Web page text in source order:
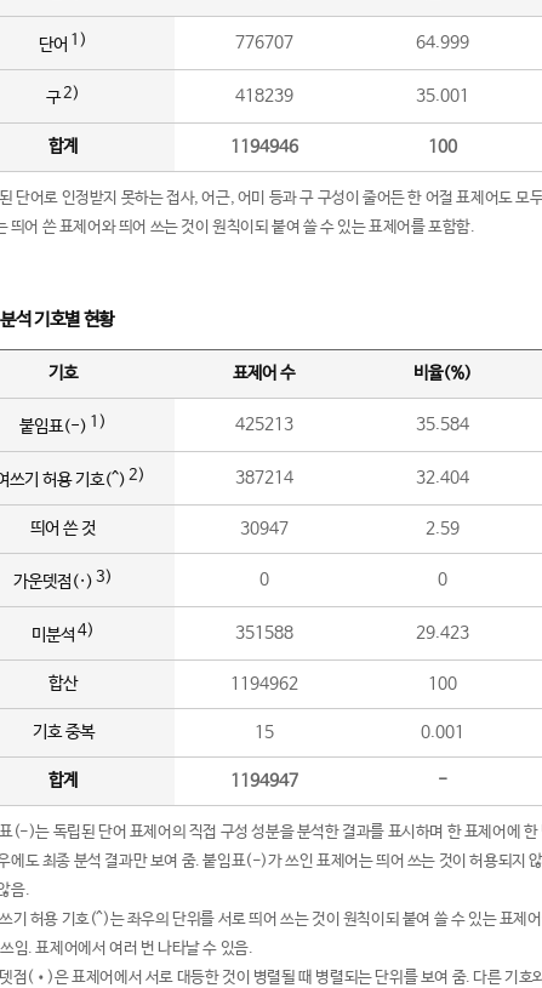
단어 1) 776707 64.999
구2) 418239 35.001
합계 1194946 100
단어로 인정받지 못하는 접사, 어근, 어미 등과 구 구성이 줄어든 한 어절 표제어도 모
띄어 쓴 표제어와 띄어 쓰는 것이 원칙이되 붙여 쓸 수 있는 표제어를 포함함.
석 기호별 현황
기호 표제어 수 비율(%)
붙임표(-) 1) 425213 35.584
쓰기 허용 기호(^) 2) 387214 32.404
띄어 쓴 것 30947 2.59
가운뎃점(·) 3) 0 0
미분석 4) 351588 29.423
합산 1194962 100
기호 중복 15 0.001
합계 1194947 -
(-)는 독립된 단어 표제어의 직접 구성 성분을 분석한 결과를 표시하며 한 표제어에 한
에도 최종 분석 결과만 보여 줌. 붙임표(-)가 쓰인 표제어는 띄어 쓰는 것이 허용되지
음.
기 허용 기호(^)는 좌우의 단위를 서로 띄어 쓰는 것이 원칙이되 붙여 쓸 수 있는 표제
임. 표제어에서 여러 번 나타날 수 있음.
점(•)은 표제어에서 서로 대등한 것이 병렬될 때 병렬되는 단위를 보여 줌. 다른 기호